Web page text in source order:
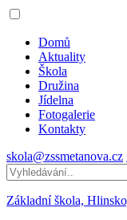
Domů
Aktuality
Škola
Družina
Jídelna
Fotogalerie
Kontakty
skola@zssmetanova.cz
Základní škola,